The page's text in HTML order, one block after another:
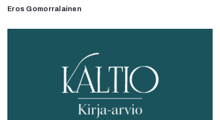
Eros Gomorralainen